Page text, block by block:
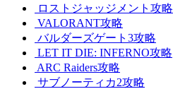
ロストジャッジメント攻略
VALORANT攻略
バルダーズゲート3攻略
LET IT DIE: INFERNO攻略
ARC Raiders攻略
サブノーティカ2攻略